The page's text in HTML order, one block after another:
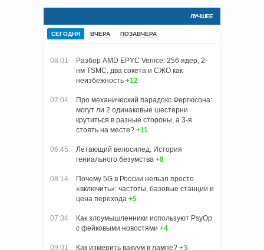
ЛУЧШЕЕ
СЕГОДНЯ ВЧЕРА ПОЗАВЧЕРА
08:01
Разбор AMD EPYC Venice: 256 ядер, 2-
нм TSMC, два сокета и СЖО как
неизбежность +12
07:04
Про механический парадокс Фергюсона:
могут ли 2 одинаковые шестерни
крутиться в разные стороны, а 3-я
стоять на месте? +11
06:45
Летающий велосипед: История
гениального безумства +8
08:14
Почему 5G в России нельзя просто
«включить»: частоты, базовые станции и
цена перехода +5
07:34
Как злоумышленники используют PsyOp
с фейковыми новостями +4
09:01 Как измерить вакуум в лампе? +3